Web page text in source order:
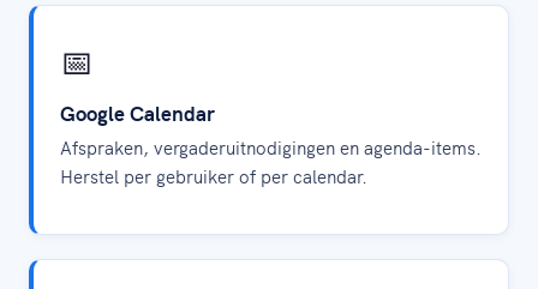
📅
Google Calendar
Afspraken, vergaderuitnodigingen en agenda-items.
Herstel per gebruiker of per calendar.